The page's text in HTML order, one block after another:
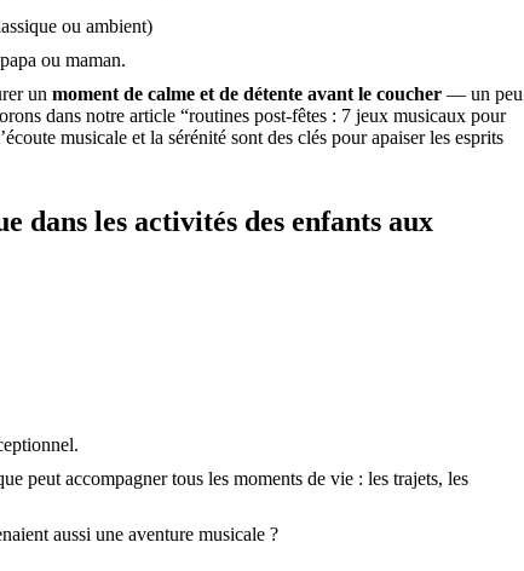
ou ambient)
ou maman.
unmoment de calme et de détente avant le coucher — un peu
dans notre article “routines post-fêtes : 7 jeux musicaux pour
musicale et la sérénité sont des clés pour apaiser les esprits
dans les activités des enfants aux
peut accompagner tous les moments de vie : les trajets, les
aussi une aventure musicale ?